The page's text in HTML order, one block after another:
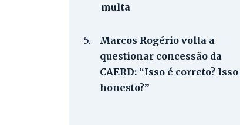
multa
5.
Marcos Rogério volta a
questionar concessão da
CAERD: “Isso é correto? Isso
honesto?”